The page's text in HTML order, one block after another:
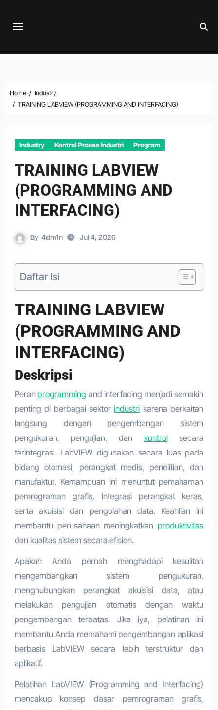
Home
Industry
TRAINING LABVIEW (PROGRAMMING AND INTERFACING)
Industry Kontrol Proses Industri Program
TRAINING LABVIEW
(PROGRAMMING AND
INTERFACING)
By 4dm1n Jul 4, 2026
Daftar Isi
TRAINING LABVIEW
(PROGRAMMING AND
INTERFACING)
Deskripsi
Peranprogramming and interfacing menjadi semakin
penting di berbagai sektorindustri karena berkaitan
langsung dengan pengembangan sistem
pengukuran, pengujian, dan kontrolsecara
terintegrasi. LabVIEW digunakan secara luas pada
bidang otomasi, perangkat medis, penelitian, dan
manufaktur. Kemampuan ini menuntut pemahaman
pemrograman grafis, integrasi perangkat keras,
serta akuisisi dan pengolahan data. Keahlian ini
membantu perusahaan meningkatkanproduktivitas
dan kualitas sistem secara efisien.
Apakah Anda pernah menghadapi kesulitan
mengembangkan sistem pengukuran,
menghubungkan perangkat akuisisi data, atau
melakukan pengujian otomatis dengan waktu
pengembangan terbatas. Jika iya, pelatihan ini
membantu Anda memahami pengembangan aplikasi
berbasis LabVIEW secara lebih terstruktur dan
aplikatif.
Pelatihan LabVIEW (Programming and Interfacing)
mencakup konsep dasar pemrograman grafis,